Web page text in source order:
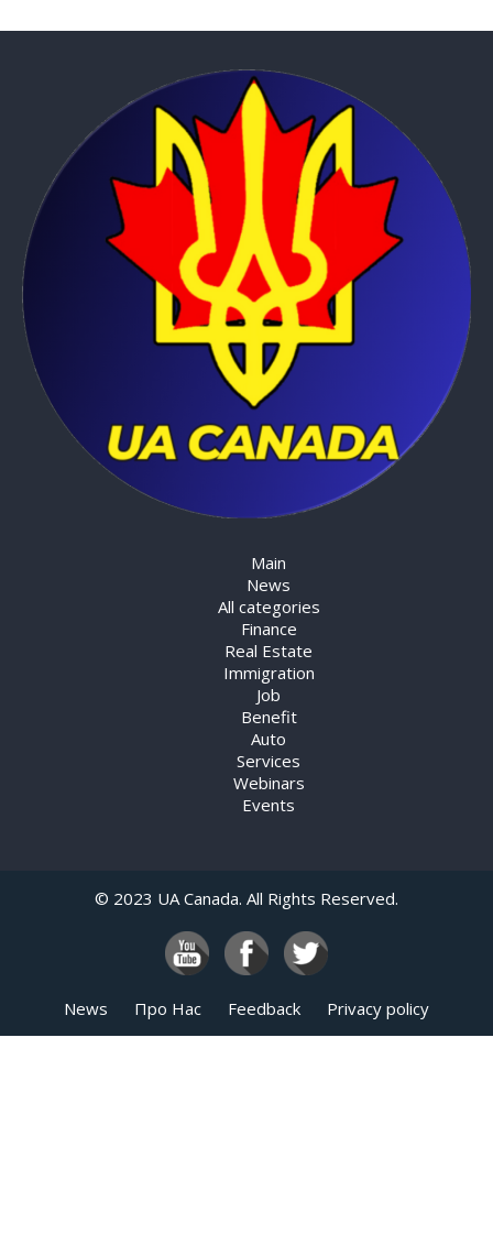
Main
News
All categories
Finance
Real Estate
Immigration
Job
Benefit
Auto
Services
Webinars
Events
© 2023 UA Canada. All Rights Reserved.
News Про Нас Feedback Privacy policy